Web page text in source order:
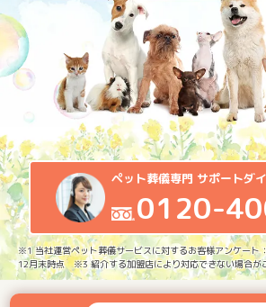
ペット葬儀専門 サポートダ
0120-
※1 当社運営ペット葬儀サービスに対するお客様アンケート
12月末時点 ※3 紹介する加盟店により対応できない場合が